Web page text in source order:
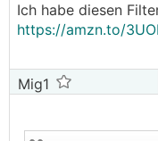
Ich habe diesen
https://amzn.to/
Mig1